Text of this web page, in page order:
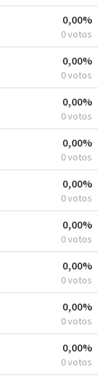
0,00%
0 votos
0,00%
0 votos
0,00%
0 votos
0,00%
0 votos
0,00%
0 votos
0,00%
0 votos
0,00%
0 votos
0,00%
0 votos
0,00%
0 votos